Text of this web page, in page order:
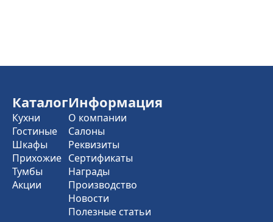
Каталог
Кухни
Гостиные
Шкафы
Прихожие
Тумбы
Акции
Информация
О компании
Салоны
Реквизиты
Сертификаты
Награды
Производство
Новости
Полезные статьи